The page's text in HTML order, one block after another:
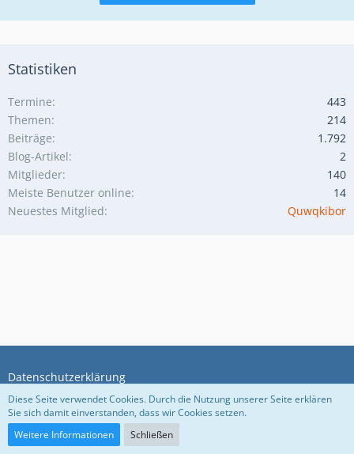
Statistiken
Termine
443
Themen
214
Beiträge
1.792
Blog-Artikel
2
Mitglieder
140
Meiste Benutzer online
14
Neuestes Mitglied
Quwqkibor
Datenschutzerklärung
Community-Software:
Diese Seite verwendet Cookies. Durch die Nutzung unserer Seite erklären
Sie sich damit einverstanden, dass wir Cookies setzen.
Weitere Informationen
Schließen